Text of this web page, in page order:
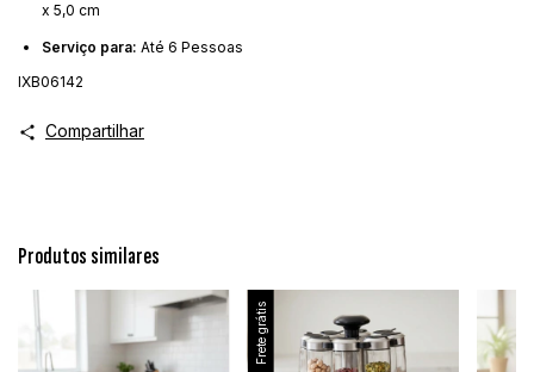
x 5,0 cm
Serviço para: Até 6 Pessoas
IXB06142
Compartilhar
Produtos similares
Frete grátis